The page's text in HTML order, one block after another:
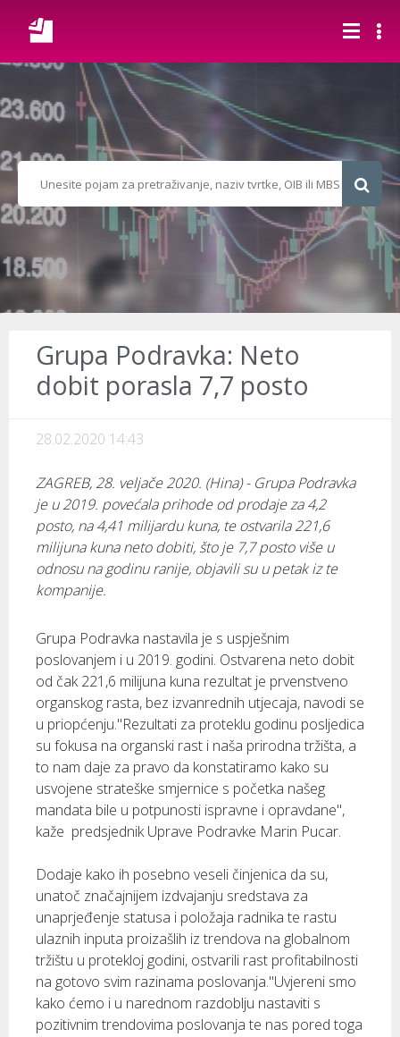
Grupa Podravka: Neto
dobit porasla 7,7 posto
28.02.2020 14:43
ZAGREB, 28. veljače 2020. (Hina) - Grupa Podravka
je u 2019. povećala prihode od prodaje za 4,2
posto, na 4,41 milijardu kuna, te ostvarila 221,6
milijuna kuna neto dobiti, što je 7,7 posto više u
odnosu na godinu ranije, objavili su u petak iz te
kompanije.
Grupa Podravka nastavila je s uspješnim
poslovanjem i u 2019. godini. Ostvarena neto dobit
od čak 221,6 milijuna kuna rezultat je prvenstveno
organskog rasta, bez izvanrednih utjecaja, navodi se
u priopćenju."Rezultati za proteklu godinu posljedica
su fokusa na organski rast i naša prirodna tržišta, a
to nam daje za pravo da konstatiramo kako su
usvojene strateške smjernice s početka našeg
mandata bile u potpunosti ispravne i opravdane",
kaže predsjednik Uprave Podravke Marin Pucar.
Dodaje kako ih posebno veseli činjenica da su,
unatoč značajnijem izdvajanju sredstava za
unaprjeđenje statusa i položaja radnika te rastu
ulaznih inputa proizašlih iz trendova na globalnom
tržištu u protekloj godini, ostvarili rast profitabilnosti
na gotovo svim razinama poslovanja."Uvjereni smo
kako ćemo i u narednom razdoblju nastaviti s
pozitivnim trendovima poslovanja te nas pored toga